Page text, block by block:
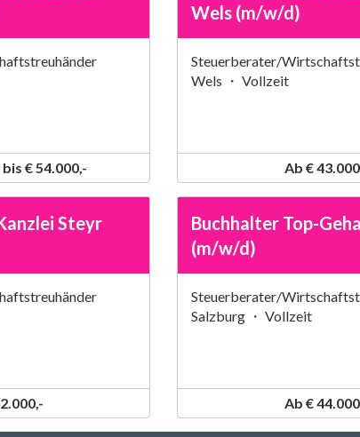
€ 54.000,-
Wels (m/w/d)
Steuerberater/
Wels ・ Vollzeit
Ab €
Steyr
Buchhalter Top-
(m/w/d)
Steuerberater/
Salzburg ・ Vollzeit
Ab €